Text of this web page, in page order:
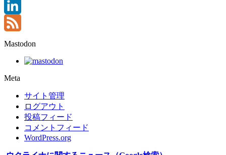
Flickr
LinkedIn
Feed
Mastodon
Meta
サイト管理
ログアウト
投稿フィード
コメントフィード
WordPress.org